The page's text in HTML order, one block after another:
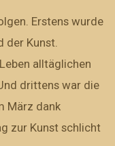
Erstens wurde
der Kunst.
alltäglichen
drittens war die
März dank
zur Kunst schlicht